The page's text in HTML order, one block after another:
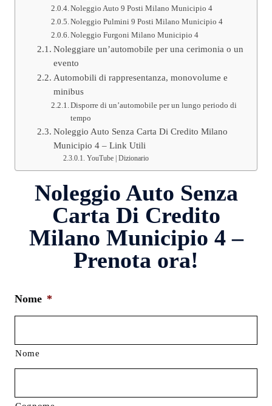
Noleggio Auto 9 Posti Milano Municipio 4
Noleggio Pulmini 9 Posti Milano Municipio 4
Noleggio Furgoni Milano Municipio 4
Noleggiare un’automobile per una cerimonia o un
evento
Automobili di rappresentanza, monovolume e
minibus
Disporre di un’automobile per un lungo periodo di
tempo
Noleggio Auto Senza Carta Di Credito Milano
Municipio 4 – Link Utili
YouTube | Dizionario
Noleggio Auto Senza
Carta Di Credito
Milano Municipio 4 –
Prenota ora!
Nome *
Nome